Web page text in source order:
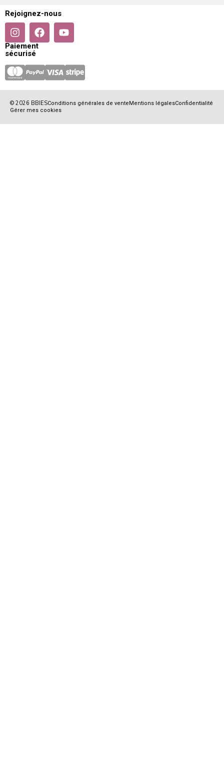
Rejoignez-nous
Paiement
sécurisé
© 2026 BBIESConditions générales de venteMentions légalesConfidentialité
Gérer mes cookies